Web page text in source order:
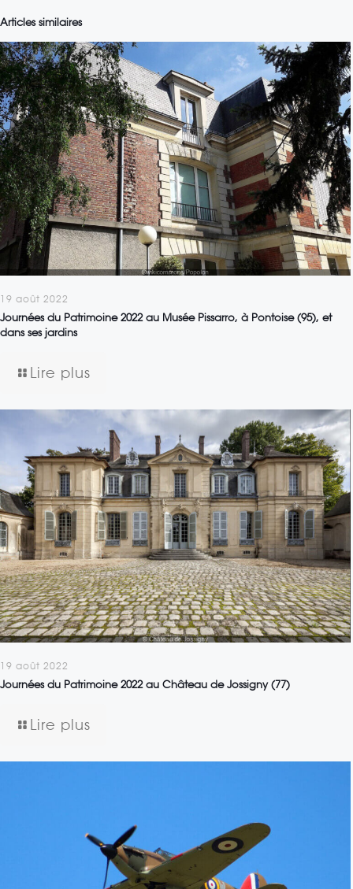
Articles similaires
19 août 2022
Journées du Patrimoine 2022 au Musée Pissarro, à Pontoise (95), et
dans ses jardins
Lire plus
19 août 2022
Journées du Patrimoine 2022 au Château de Jossigny (77)
Lire plus